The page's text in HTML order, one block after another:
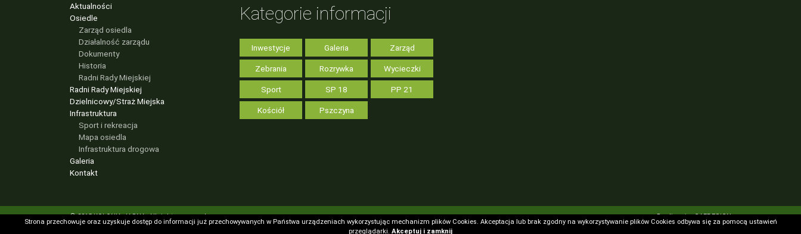
Aktualności
Osiedle
Zarząd osiedla
Działalność zarządu
Dokumenty
Historia
Radni Rady Miejskiej
Radni Rady Miejskiej
Dzielnicowy/Straż Miejska
Infrastruktura
Sport i rekreacja
Mapa osiedla
Infrastruktura drogowa
Galeria
Kontakt
Kategorie informacji
Inwestycje Galeria Zarząd
Zebrania Rozrywka Wycieczki
Sport SP 18 PP 21
Kościół Pszczyna
© 2015 KOLONIA JASNA. All rights reserved Realizacja: GAFDESIGN
Strona przechowuje oraz uzyskuje dostęp do informacji już przechowywanych w Państwa urządzeniach wykorzystując mechanizm plików Cookies. Akceptacja lub brak zgodny na wykorzystywanie plików Cookies odbywa się za pomocą ustawień
przeglądarki. Akceptuj i zamknij
Strona przechowuje oraz uzyskuje dostęp do informacji już przechowywanych w Państwa urządzeniach wykorzystując mechanizm plików Cookies. Akceptacja lub brak zgodny na wykorzystywanie plików Cookies odbywa się za pomocą ustawień
przeglądarki. Akceptuj i zamknij